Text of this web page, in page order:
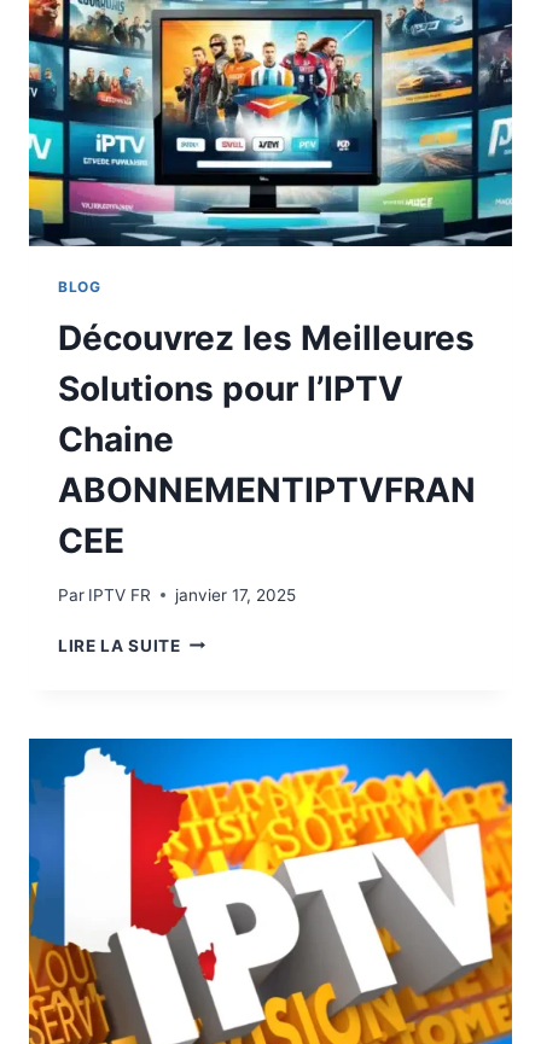
BLOG
Découvrez les Meilleures
Solutions pour l’IPTV
Chaine
ABONNEMENTIPTVFRAN
CEE
Par IPTV FR janvier 17, 2025
LIRE LA SUITE